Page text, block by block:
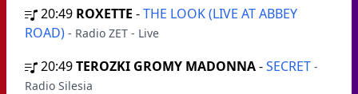
20:49 ROXETTE -THE LOOK (LIVE AT ABBEY
ROAD) - Radio ZET - Live
20:49TEROZKI GROMY MADONNA-SECRET -
Radio Silesia